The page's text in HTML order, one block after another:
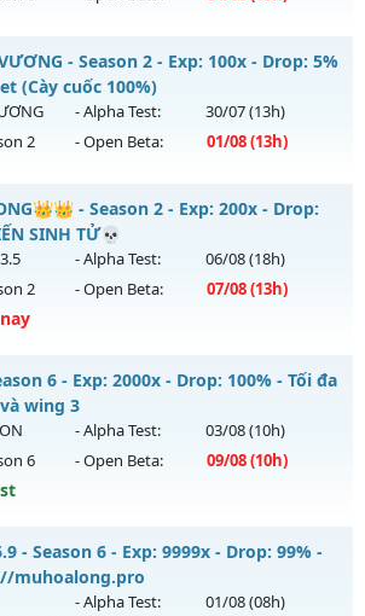
thêm đồ mới
cố định 55k
2026 - Mở máy chủ
bản Webzen
hack tuyệt đối
- Season 2 - Exp: 100x - Drop: 5%
(Cày cuốc 100%)
- Alpha Test: 30/07(13h)
2 - Open Beta: 01/08(13h)
- Lối chơi Non-Reset (Cày cuốc
2026 - Mở máy chủ
THIÊN VƯƠNG
bản Webzen
- Season 2 - Exp: 200x - Drop:
SINH TỬ💀
- Alpha Test: 06/08(18h)
2 - Open Beta: 07/08(13h)
- 💀QUYẾT CHIẾN SINH TỬ💀
2026 - Mở máy chủ
bản Webzen
6 - Exp: 2000x - Drop: 100% - Tối đa
wing 3
- Alpha Test: 03/08(10h)
6 - Open Beta: 09/08(10h)
item 380 full thần và wing 3
2026 - Mở máy chủ
- Season 6 - Exp: 9999x - Drop: 99% -
muhoalong.pro
- Alpha Test: 01/08(08h)